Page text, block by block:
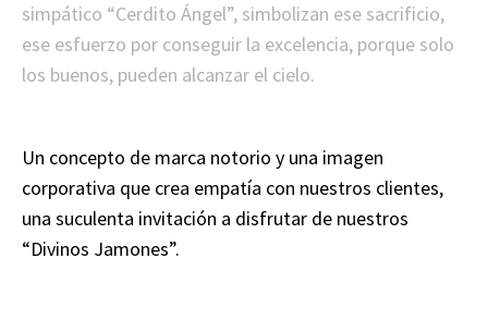
simpático “Cerdito Ángel”, simbolizan ese sacrificio,
ese esfuerzo por conseguir la excelencia, porque solo
los buenos, pueden alcanzar el cielo.
Un concepto de marca notorio y una imagen
corporativa que crea empatía con nuestros clientes,
una suculenta invitación a disfrutar de nuestros
“Divinos Jamones”.